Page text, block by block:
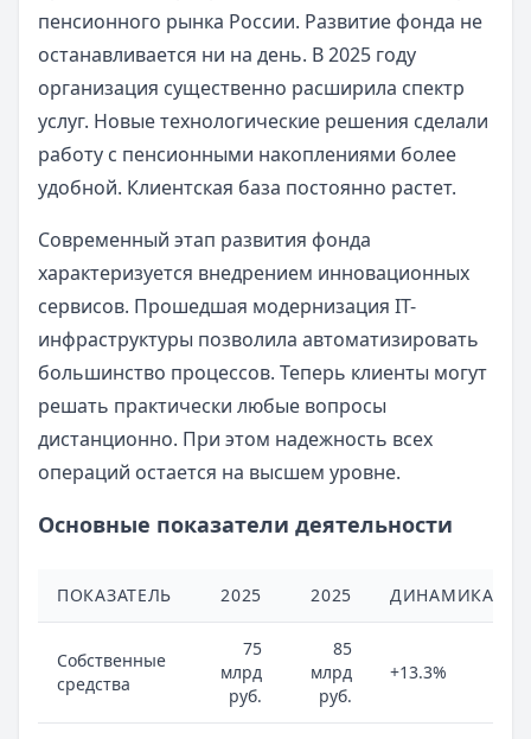
пенсионного рынка России. Развитие фонда не
останавливается ни на день. В 2025 году
организация существенно расширила спектр
услуг. Новые технологические решения сделали
работу с пенсионными накоплениями более
удобной. Клиентская база постоянно растет.
Современный этап развития фонда
характеризуется внедрением инновационных
сервисов. Прошедшая модернизация IT-
инфраструктуры позволила автоматизировать
большинство процессов. Теперь клиенты могут
решать практически любые вопросы
дистанционно. При этом надежность всех
операций остается на высшем уровне.
Основные показатели деятельности
ПОКАЗАТЕЛЬ 2025 2025 ДИНАМИКА
Собственные
средства
75
млрд
руб.
85
млрд
руб.
+13.3%